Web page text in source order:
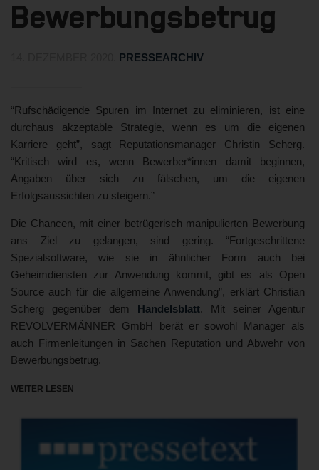
Bewerbungsbetrug
PRESSEARCHIV
“Rufschädigende Spuren im Internet zu eliminieren, ist eine
durchaus akzeptable Strategie, wenn es um die eigenen
Karriere geht”, sagt Reputationsmanager Christin Scherg.
“Kritisch wird es, wenn Bewerber*innen damit beginnen,
Angaben über sich zu fälschen, um die eigenen
Erfolgsaussichten zu steigern.”
Die Chancen, mit einer betrügerisch manipulierten Bewerbung
ans Ziel zu gelangen, sind gering. “Fortgeschrittene
Spezialsoftware, wie sie in ähnlicher Form auch bei
Geheimdiensten zur Anwendung kommt, gibt es als Open
Source auch für die allgemeine Anwendung”, erklärt Christian
Scherg gegenüber dem Handelsblatt. Mit seiner Agentur
REVOLVERMÄNNER GmbH berät er sowohl Manager als
auch Firmenleitungen in Sachen Reputation und Abwehr von
Bewerbungsbetrug.
WEITER LESEN